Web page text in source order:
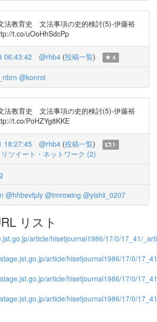
法教育史 文法事項の史的検討(5)-伊藤裕
t.co/uOoHhSdcPp
06:43:42 @rhb4 (投稿一覧) 4
@konroi
法教育史 文法事項の史的検討(5)-伊藤裕
t.co/PoHZYg8KKE
18:27:45 @rhb4 (投稿一覧)
1
リツイート・ネットワーク (2)
@hhbevfply @tmrowing @yishii_0207
リスト
article/hisetjournal1986/17/0/17_41/
article/hisetjournal1986/17/0/
article/hisetjournal1986/17/0/
article/hisetjournal1986/17/0/